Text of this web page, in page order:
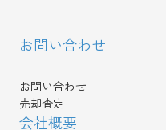
お問い合わせ
お問い合わせ
売却査定
会社概要